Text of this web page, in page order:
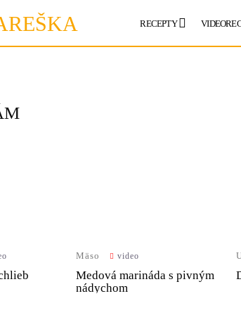
RECEPTY
Mäso video
Medová marináda s pivným
nádychom